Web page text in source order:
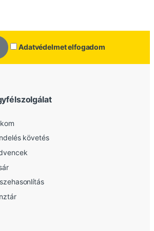
Adatvédelmet elfogadom
követés